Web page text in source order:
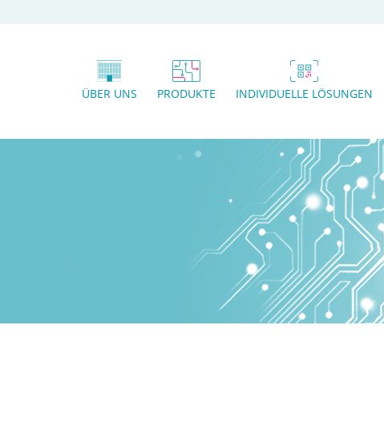
ÜBER UNS PRODUKTE INDIVIDUELLE LÖSUNGEN